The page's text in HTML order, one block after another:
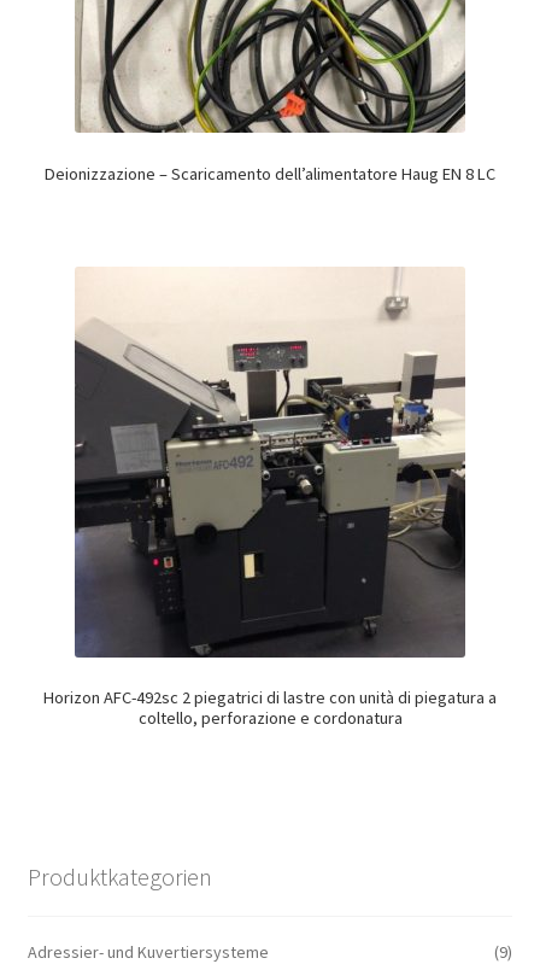
Deionizzazione – Scaricamento dell’alimentatore Haug EN 8 LC
Horizon AFC-492sc 2 piegatrici di lastre con unità di piegatura a
coltello, perforazione e cordonatura
Produktkategorien
Adressier- und Kuvertiersysteme
(9)